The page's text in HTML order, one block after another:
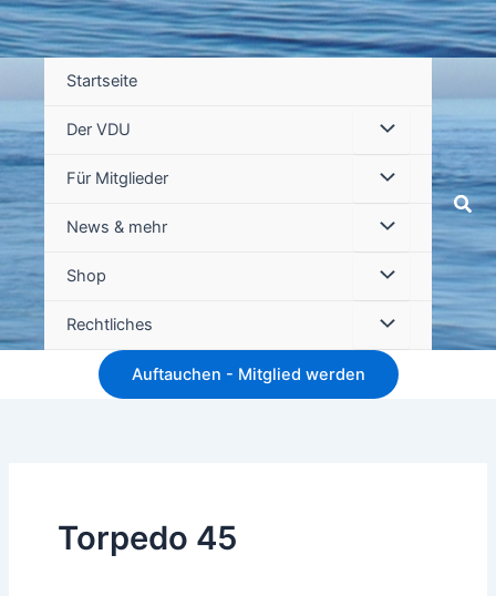
Startseite
Der VDU
Für Mitglieder
News & mehr
Shop
Rechtliches
Auftauchen - Mitglied werden
Torpedo 45